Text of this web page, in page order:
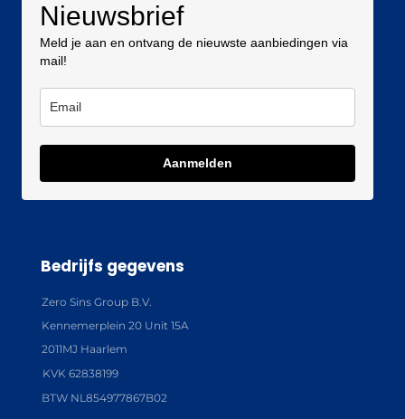
Nieuwsbrief
Meld je aan en ontvang de nieuwste aanbiedingen via
mail!
Aanmelden
Bedrijfs gegevens
Zero Sins Group B.V.
Kennemerplein 20 Unit 15A
2011MJ Haarlem
KVK 62838199
BTW NL854977867B02